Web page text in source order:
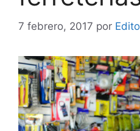
7 febrero, 2017 por